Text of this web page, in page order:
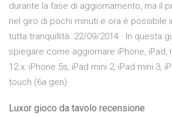
durante la fase di aggiornamento, ma il
nel giro di pochi minuti e ora è possibile
tutta tranquillità. 22/09/2014 · In questa
spiegare come aggiornare iPhone, iPad,
12.x: iPhone 5s, iPad mini 2, iPad mini 3,
touch (6a gen).
Luxor gioco da tavolo recensione